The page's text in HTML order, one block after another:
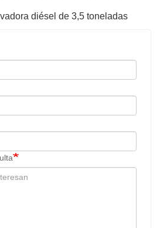
diésel de 3,5 toneladas